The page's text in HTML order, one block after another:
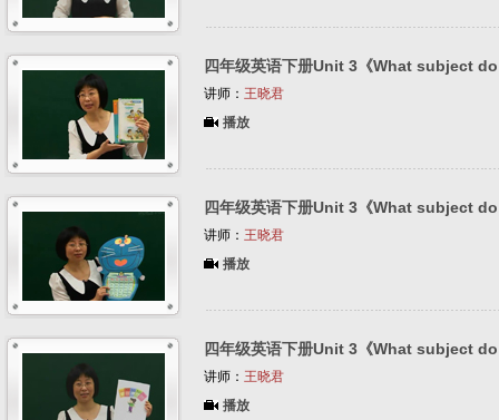
四年级英语下册Unit 3《What subject
讲师： 王晓君
播放
四年级英语下册Unit 3《What subject
讲师： 王晓君
播放
四年级英语下册Unit 3《What subject
讲师： 王晓君
播放